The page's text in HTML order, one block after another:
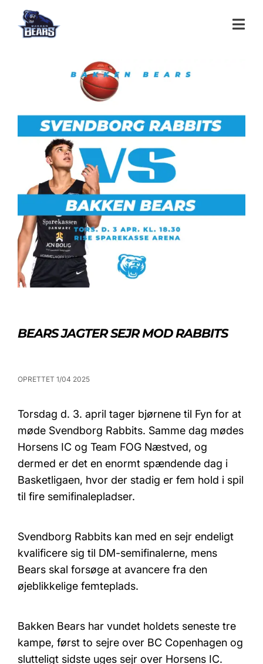
BEARS JAGTER SEJR MOD RABBITS
OPRETTET 1/04 2025
Torsdag d. 3. april tager bjørnene til Fyn for at
møde Svendborg Rabbits. Samme dag mødes
Horsens IC og Team FOG Næstved, og
dermed er det en enormt spændende dag i
Basketligaen, hvor der stadig er fem hold i spil
til fire semifinalepladser.
Svendborg Rabbits kan med en sejr endeligt
kvalificere sig til DM-semifinalerne, mens
Bears skal forsøge at avancere fra den
øjeblikkelige femteplads.
Bakken Bears har vundet holdets seneste tre
kampe, først to sejre over BC Copenhagen og
slutteligt sidste uges sejr over Horsens IC.